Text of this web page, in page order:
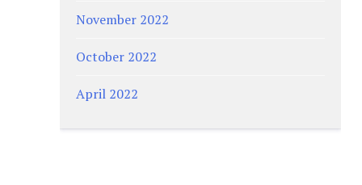
November 2022
October 2022
April 2022